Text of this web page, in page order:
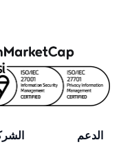
الدعم